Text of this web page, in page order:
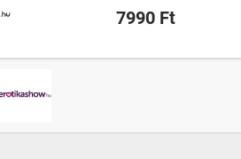
7990 Ft